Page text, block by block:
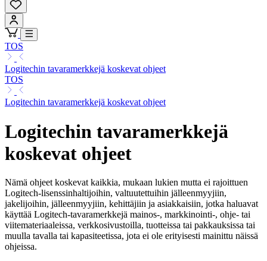
TOS
Logitechin tavaramerkkejä koskevat ohjeet
TOS
Logitechin tavaramerkkejä koskevat ohjeet
Logitechin tavaramerkkejä
koskevat ohjeet
Nämä ohjeet koskevat kaikkia, mukaan lukien mutta ei rajoittuen
Logitech-lisenssinhaltijoihin, valtuutettuihin jälleenmyyjiin,
jakelijoihin, jälleenmyyjiin, kehittäjiin ja asiakkaisiin, jotka haluavat
käyttää Logitech-tavaramerkkejä mainos-, markkinointi-, ohje- tai
viitemateriaaleissa, verkkosivustoilla, tuotteissa tai pakkauksissa tai
muulla tavalla tai kapasiteetissa, jota ei ole erityisesti mainittu näissä
ohjeissa.